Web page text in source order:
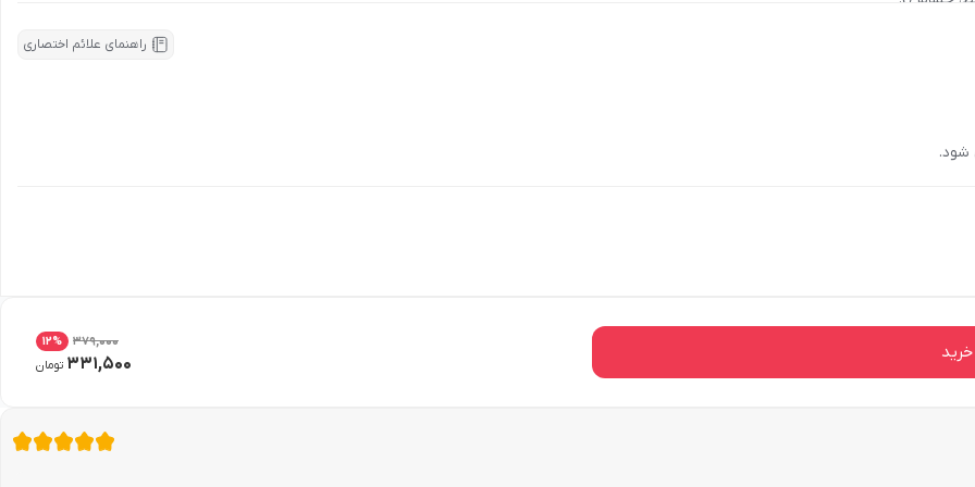
راهنمای علائم اختصاری
شود.
379,000
12%
331,500 تومان